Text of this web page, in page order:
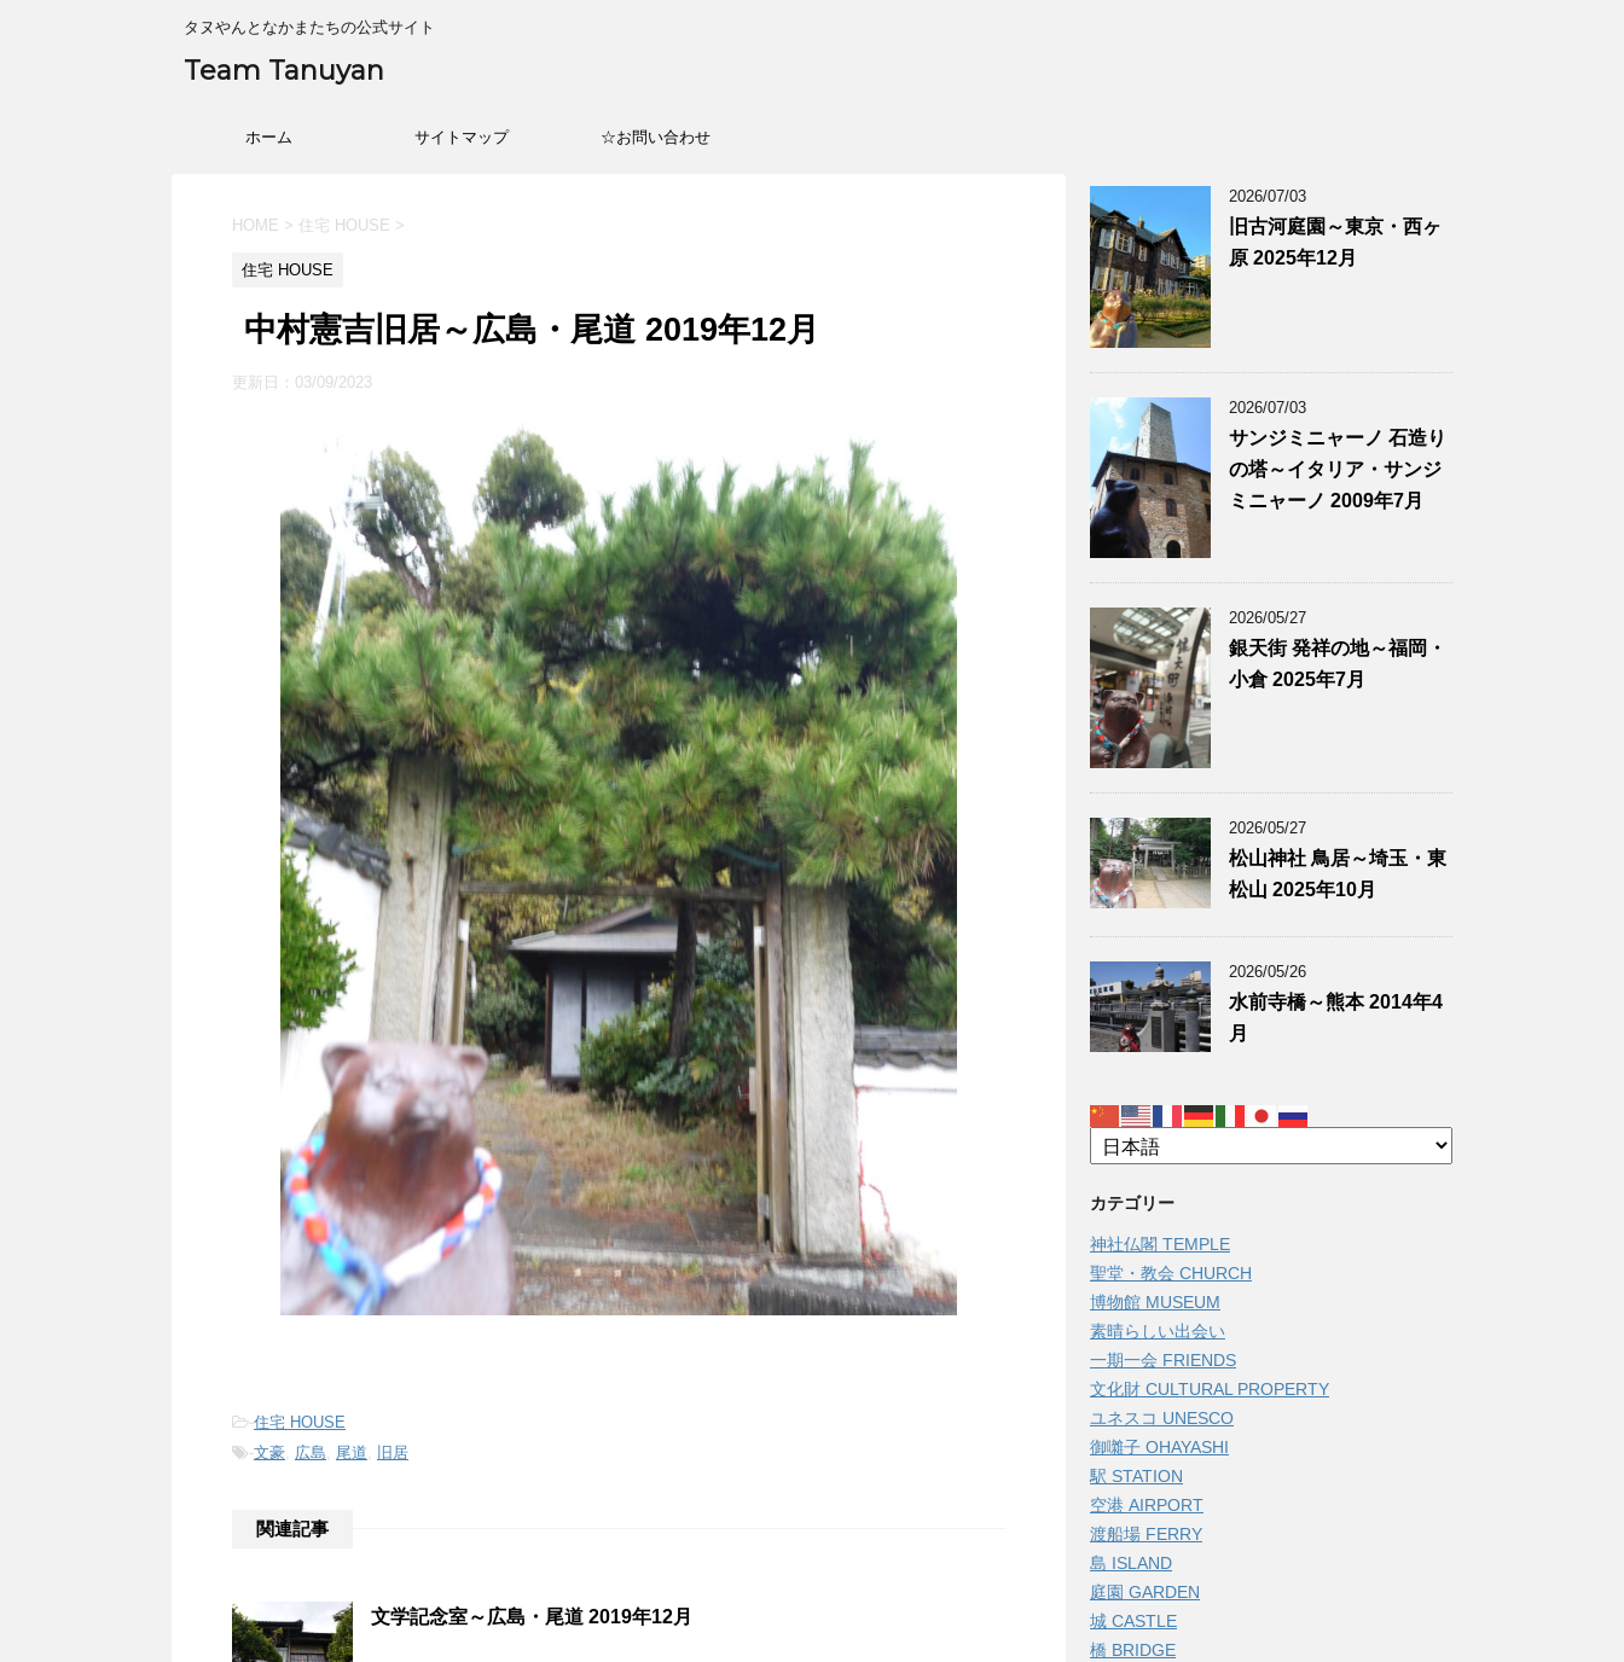
タヌやんとなかまたちの公式サイト
Team Tanuyan
ホーム サイトマップ ☆お問い合わせ
HOME > 住宅 HOUSE >
住宅 HOUSE
中村憲吉旧居～広島・尾道 2019年12月
更新日： 03/09/2023
-住宅 HOUSE
-文豪 広島 尾道 旧居
関連記事
文学記念室～広島・尾道 2019年12月
2026/07/03
旧古河庭園～東京・西ヶ
原 2025年12月
2026/07/03
サンジミニャーノ 石造り
の塔～イタリア・サンジ
ミニャーノ 2009年7月
2026/05/27
銀天街 発祥の地～福岡・
小倉 2025年7月
2026/05/27
松山神社 鳥居～埼玉・東
松山 2025年10月
2026/05/26
水前寺橋～熊本 2014年4
月
カテゴリー
神社仏閣 TEMPLE
聖堂・教会 CHURCH
博物館 MUSEUM
素晴らしい出会い
一期一会 FRIENDS
文化財 CULTURAL PROPERTY
ユネスコ UNESCO
御囃子 OHAYASHI
駅 STATION
空港 AIRPORT
渡船場 FERRY
島 ISLAND
庭園 GARDEN
城 CASTLE
橋 BRIDGE